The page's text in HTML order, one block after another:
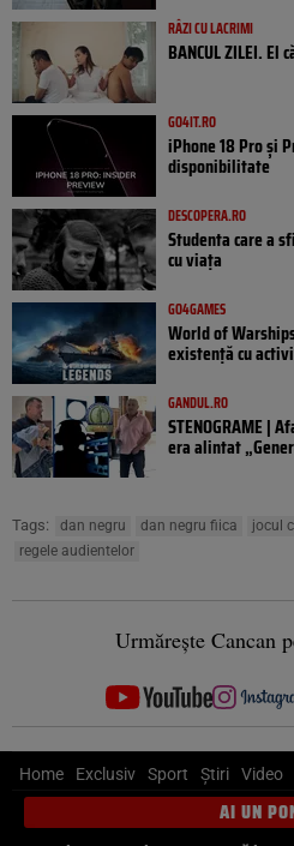
RÂZI CU LACRIMI
BANCUL ZILEI.
GO4IT.RO
iPhone 18 Pro și
disponibilitate
DESCOPERA.RO
Studenta care a
cu viața
GO4GAMES
World of
existență cu
GANDUL.RO
STENOGRAME |
era alintat
Tags: dan negru dan negru fiica jocul
regele audientelor
Urmărește Cancan
Home Exclusiv Sport Știri Video
AI UN